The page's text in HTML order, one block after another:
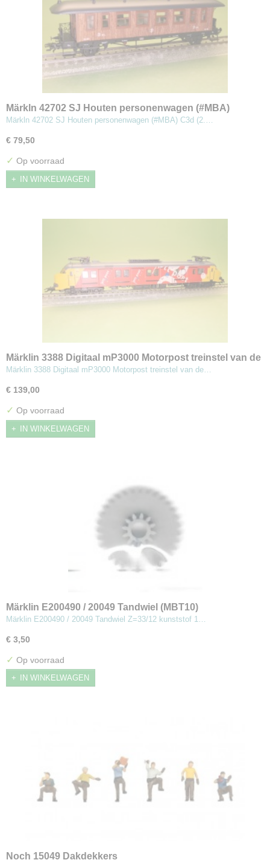
Märkln 42702 SJ Houten personenwagen (#MBA)
Märkln 42702 SJ Houten personenwagen (#MBA) C3d (2.…
€ 79,50
✓ Op voorraad
IN WINKELWAGEN
Märklin 3388 Digitaal mP3000 Motorpost treinstel van de
NS PTT
Märklin 3388 Digitaal mP3000 Motorpost treinstel van de…
€ 139,00
✓ Op voorraad
IN WINKELWAGEN
Märklin E200490 / 20049 Tandwiel (MBT10)
Märklin E200490 / 20049 Tandwiel Z=33/12 kunststof 1…
€ 3,50
✓ Op voorraad
IN WINKELWAGEN
Noch 15049 Dakdekkers